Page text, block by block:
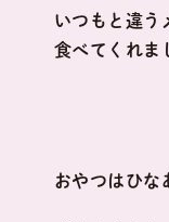
いつもと違う
食べてくれま
おやつはひな